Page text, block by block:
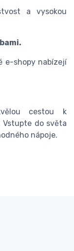
a vysokou
e-shopy nabízejí
cestou k
do světa
nápoje.